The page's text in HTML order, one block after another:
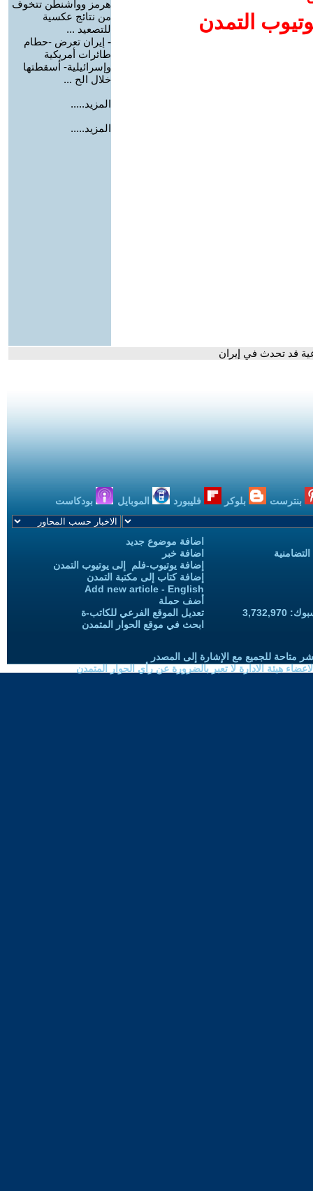
التمدن
هرمز وواشنطن تتخوف
من نتائج عكسية
للتصعيد ...
- إيران تعرض -حطام
طائرات أمريكية
وإسرائيلية- أسقطتها
خلال الح ...
المزيد.....
المزيد.....
قد تحدث في إيران
بنترست بلوكر فليبورد الموبايل بودكاست
اضافة موضوع جديد
اضافة خبر
إضافة يوتيوب-فلم إلى يوتيوب التمدن
إضافة كتاب إلى مكتبة التمدن
Add new article - English
أضف حملة
تعديل الموقع الفرعي للكاتب-ة
ابحث في موقع الحوار المتمدن
متاحة للجميع مع الإشارة إلى المصدر
هيئة الادارة لا تعبر بالضرورة عن رأي الحوار المتمدن